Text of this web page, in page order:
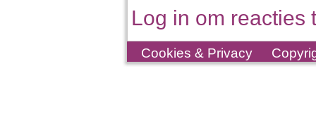
Log in om reacties
Cookies & Privacy